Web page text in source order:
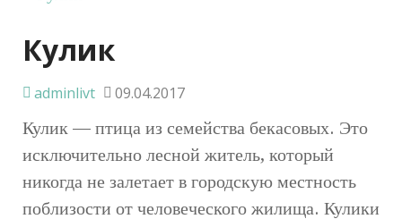
Кулик
adminlivt 09.04.2017
Кулик — птица из семейства бекасовых. Это
исключительно лесной житель, который
никогда не залетает в городскую местность
поблизости от человеческого жилища. Кулики